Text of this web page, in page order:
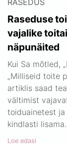
RASEDUS
Raseduse
vajalike
näpunäited
Kui Sa mõtled,
„Milliseid toite
artiklis saad
vältimist
toiduainetest ja
kindlasti lisama.
Loe edasi